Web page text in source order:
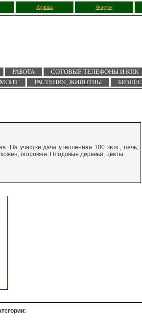
Афиша Форум
РАБОТА СОТОВЫЕ ТЕЛЕФОНЫ И КПК
РАСТЕНИЯ, ЖИВОТНЫ БИЗНЕС
На участке дача утеплённая 100 кв.м , печь,
огорожен. Плодовые деревья, цветы.